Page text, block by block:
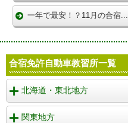
一年で最安！？11月の合宿...
合宿免許自動車教習所一覧
北海道・東北地方
関東地方